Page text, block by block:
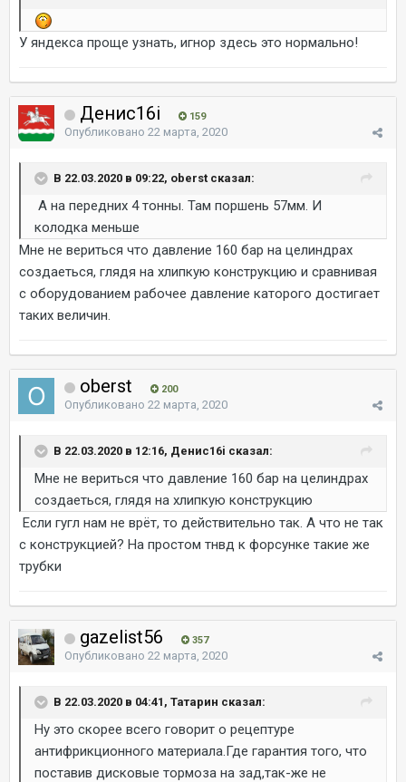
У яндекса проще узнать, игнор здесь это нормально!
Денис16i 159
Опубликовано 22 марта, 2020
В 22.03.2020 в 09:22, oberst сказал:
А на передних 4 тонны. Там поршень 57мм. И
колодка меньше
Мне не вериться что давление 160 бар на целиндрах
создаеться, глядя на хлипкую конструкцию и сравнивая
с оборудованием рабочее давление каторого достигает
таких величин.
oberst 200
Опубликовано 22 марта, 2020
В 22.03.2020 в 12:16, Денис16i сказал:
Мне не вериться что давление 160 бар на целиндрах
создаеться, глядя на хлипкую конструкцию
Если гугл нам не врёт, то действительно так. А что не так
с конструкцией? На простом тнвд к форсунке такие же
трубки
gazelist56 357
Опубликовано 22 марта, 2020
В 22.03.2020 в 04:41, Татарин сказал:
Ну это скорее всего говорит о рецептуре
антифрикционного материала.Где гарантия того, что
поставив дисковые тормоза на зад,так-же не